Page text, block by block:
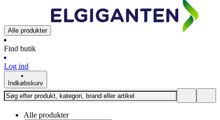
Alle produkter
Find butik
Log ind
Indkøbskurv
Alle produkter